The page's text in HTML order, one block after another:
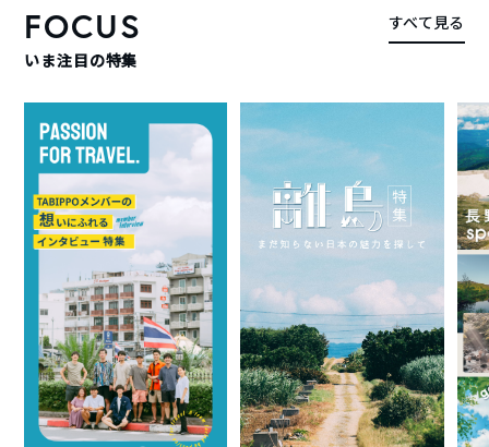
FOCUS
いま注目の特集
すべて見る